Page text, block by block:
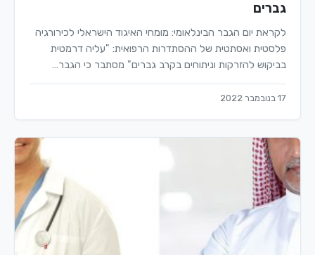
גברים
לקראת יום הגבר הבינלאומי: מומחי האיגוד הישראלי לכירורגיה
פלסטית ואסתטית של ההסתדרות הרפואית: "עליה דרמטית
בביקוש להזרקות וניתוחים בקרב גברים" מסתבר כי הגבר…
17 בנובמבר 2022